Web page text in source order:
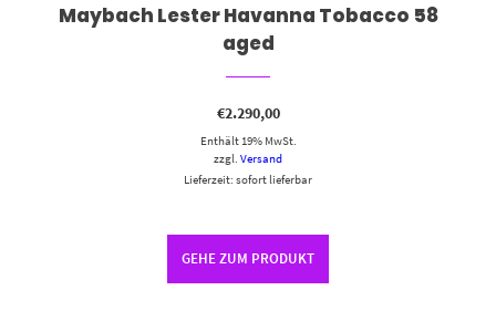
Maybach Lester Havanna Tobacco 58
aged
€2.290,00
Enthält 19% MwSt.
zzgl.Versand
Lieferzeit: sofort lieferbar
GEHE ZUM PRODUKT